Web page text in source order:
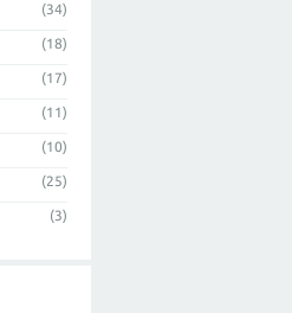
(34)
(18)
(17)
(11)
(10)
(25)
(3)